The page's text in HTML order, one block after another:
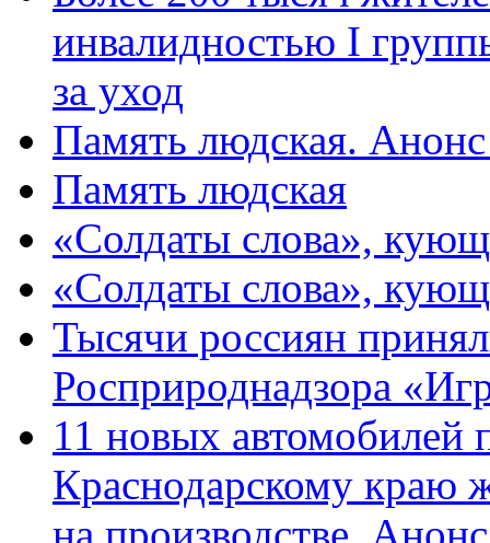
инвалидностью I
за уход
Память людская.
Память людская
«Солдаты слова»,
«Солдаты слова»,
Тысячи россиян
Росприроднадзора
11 новых автомобилей
Краснодарскому краю